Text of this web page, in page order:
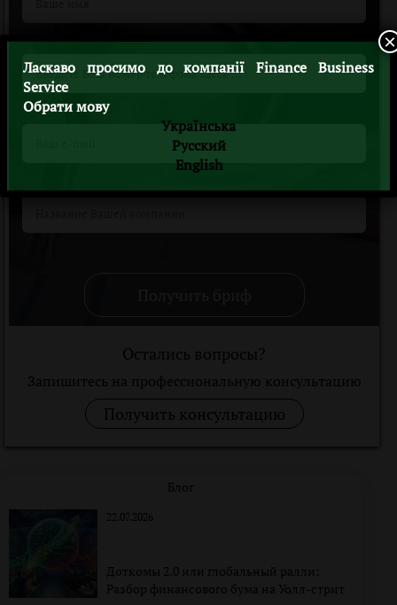
Остались вопросы?
Запишитесь на профессиональную консультацию
Получить консультацию
Блог
22.07.2026
Доткомы 2.0 или глобальный ралли:
Разбор финансового бума на Уолл-стрит
Ласкаво просимо до компанії Finance Business
Service
Обрати мову
Українська
Русский
English
×